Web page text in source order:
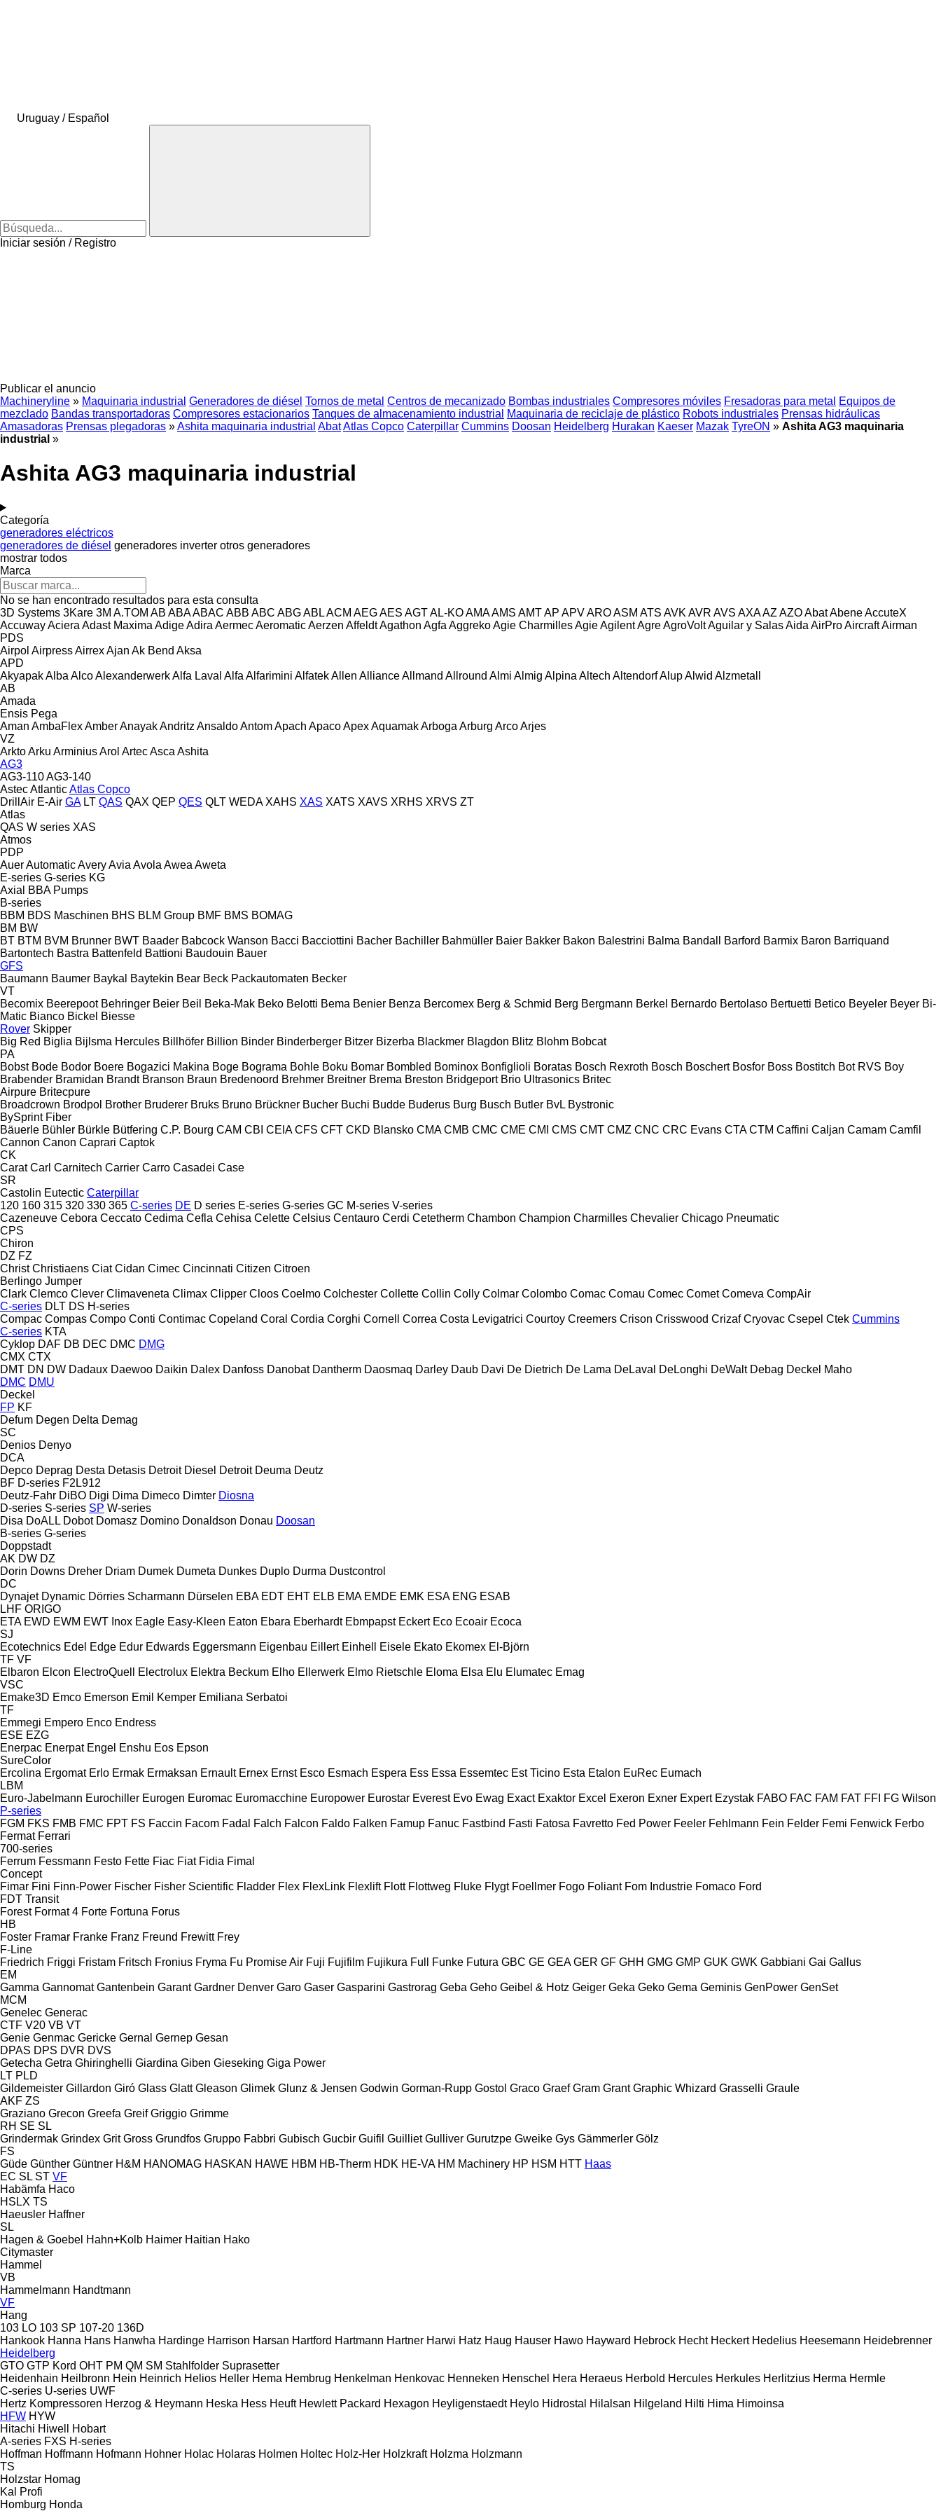
Uruguay / Español
Iniciar sesión / Registro
Publicar el anuncio
Machineryline » Maquinaria industrial Generadores de diésel Tornos de metal Centros de mecanizado Bombas industriales Compresores móviles Fresadoras para metal
Equipos de
mezclado Bandas transportadoras Compresores estacionarios Tanques de almacenamiento industrial Maquinaria de reciclaje de plástico Robots industriales Prensas hidráulicas
Amasadoras Prensas plegadoras »Ashita maquinaria industrial AbatAtlas Copco Caterpillar Cummins Doosan Heidelberg Hurakan Kaeser Mazak TyreON » Ashita AG3 maquinaria
industrial »
Ashita AG3 maquinaria industrial
Categoría
generadores eléctricos
generadores de diésel generadores inverter otros generadores
mostrar todos
Marca
No se han encontrado resultados para esta consulta
3D Systems 3Kare 3M A.TOM AB ABAABAC ABB ABC ABGABLACM AEGAES AGTAL-KOAMAAMS AMTAP APVAROASM ATS AVK AVR AVS AXAAZ AZOAbatAbeneAccuteX
AccuwayAciera Adast Maxima AdigeAdira AermecAeromaticAerzen AffeldtAgathon Agfa AggrekoAgie CharmillesAgieAgilentAgreAgroVoltAguilar y SalasAida AirProAircraftAirman
PDS
Airpol AirpressAirrexAjan Ak Bend Aksa
APD
AkyapakAlba AlcoAlexanderwerkAlfa Laval Alfa Alfarimini AlfatekAllen AllianceAllmand Allround Almi Almig Alpina Altech AltendorfAlupAlwid Alzmetall
AB
Amada
Ensis Pega
Aman AmbaFlexAmberAnayakAndritz AnsaldoAntomApach ApacoApexAquamakArboga Arburg ArcoArjes
VZ
ArktoArku ArminiusArol ArtecAsca Ashita
AG3
AG3-110AG3-140
AstecAtlanticAtlas Copco
DrillAir E-Air GA LT QAS QAX QEP QES QLT WEDA XAHS XAS XATS XAVS XRHS XRVS ZT
Atlas
QAS W series XAS
Atmos
PDP
AuerAutomaticAveryAvia Avola Awea Aweta
E-series G-series KG
Axial
BBA Pumps
B-series
BBM BDS Maschinen BHS BLM Group BMF BMS BOMAG
BM BW
BT BTM BVM Brunner BWT Baader Babcock Wanson Bacci Bacciottini Bacher Bachiller Bahmüller Baier Bakker Bakon Balestrini Balma Bandall Barford Barmix Baron Barriquand
Bartontech Bastra Battenfeld Battioni Baudouin Bauer
GFS
Baumann Baumer Baykal Baytekin Bear Beck Packautomaten Becker
VT
Becomix Beerepoot Behringer Beier Beil Beka-Mak Beko Belotti Bema Benier Benza Bercomex Berg & Schmid Berg Bergmann Berkel Bernardo Bertolaso Bertuetti Betico Beyeler Beyer Bi-
Matic Bianco Bickel Biesse
Rover Skipper
Big Red Biglia Bijlsma Hercules Billhöfer Billion Binder Binderberger Bitzer Bizerba Blackmer Blagdon Blitz Blohm Bobcat
PA
Bobst Bode Bodor Boere Bogazici Makina Boge Bograma Bohle Boku Bomar Bombled Bominox Bonfiglioli Boratas Bosch Rexroth Bosch Boschert Bosfor Boss Bostitch Bot RVS Boy
Brabender Bramidan Brandt Branson Braun Bredenoord Brehmer Breitner Brema Breston Bridgeport Brio Ultrasonics Britec
Airpure Britecpure
Broadcrown Brodpol Brother Bruderer Bruks Bruno Brückner Bucher Buchi Budde Buderus Burg Busch Butler BvL Bystronic
BySprint Fiber
Bäuerle Bühler Bürkle Bütfering C.P. Bourg CAM CBI CEIA CFS CFT CKD Blansko CMA CMB CMC CME CMI CMS CMT CMZ CNC CRC Evans CTA CTM Caffini Caljan Camam Camfil
Cannon Canon Caprari Captok
CK
Carat Carl Carnitech Carrier Carro Casadei Case
SR
Castolin Eutectic Caterpillar
120 160 315 320 330 365 C-series DE D series E-series G-series GC M-series V-series
Cazeneuve Cebora Ceccato Cedima Cefla Cehisa Celette Celsius Centauro Cerdi Cetetherm Chambon Champion Charmilles Chevalier Chicago Pneumatic
CPS
Chiron
DZ FZ
Christ Christiaens Ciat Cidan Cimec Cincinnati Citizen Citroen
Berlingo Jumper
Clark Clemco Clever Climaveneta Climax Clipper Cloos Coelmo Colchester Collette Collin Colly Colmar Colombo Comac Comau Comec Comet Comeva CompAir
C-series DLT DS H-series
Compac Compas Compo Conti Contimac Copeland Coral Cordia Corghi Cornell Correa Costa Levigatrici Courtoy Creemers Crison Crisswood Crizaf Cryovac Csepel Ctek Cummins
C-series KTA
Cyklop DAF DB DEC DMC DMG
CMX CTX
DMT DN DW Dadaux Daewoo Daikin Dalex Danfoss Danobat Dantherm Daosmaq Darley Daub Davi De Dietrich De Lama DeLaval DeLonghi DeWalt Debag Deckel Maho
DMC DMU
Deckel
FP KF
Defum Degen Delta Demag
SC
Denios Denyo
DCA
Depco Deprag Desta Detasis Detroit Diesel Detroit Deuma Deutz
BF D-series F2L912
Deutz-Fahr DiBO Digi Dima Dimeco Dimter Diosna
D-series S-series SP W-series
Disa DoALL Dobot Domasz Domino Donaldson Donau Doosan
B-series G-series
Doppstadt
AK DW DZ
Dorin Downs Dreher Driam Dumek Dumeta Dunkes Duplo Durma Dustcontrol
DC
Dynajet Dynamic Dörries Scharmann Dürselen EBA EDT EHT ELB EMA EMDE EMK ESA ENG ESAB
LHF ORIGO
ETA EWD EWM EWT Inox Eagle Easy-Kleen Eaton Ebara Eberhardt Ebmpapst Eckert Eco Ecoair Ecoca
SJ
Ecotechnics Edel Edge Edur Edwards Eggersmann Eigenbau Eillert Einhell Eisele Ekato Ekomex El-Björn
TF VF
Elbaron Elcon ElectroQuell Electrolux Elektra Beckum Elho Ellerwerk Elmo Rietschle Eloma Elsa Elu Elumatec Emag
VSC
Emake3D Emco Emerson Emil Kemper Emiliana Serbatoi
TF
Emmegi Empero Enco Endress
ESE EZG
Enerpac Enerpat Engel Enshu Eos Epson
SureColor
Ercolina Ergomat Erlo Ermak Ermaksan Ernault Ernex Ernst Esco Esmach Espera Ess Essa Essemtec Est Ticino Esta Etalon EuRec Eumach
LBM
Euro-Jabelmann Eurochiller Eurogen Euromac Euromacchine Europower Eurostar Everest Evo Ewag Exact Exaktor Excel Exeron Exner Expert Ezystak FABO FAC FAM FAT FFI FG Wilson
P-series
FGM FKS FMB FMC FPT FS Faccin Facom Fadal Falch Falcon Faldo Falken Famup Fanuc Fastbind Fasti Fatosa Favretto Fed Power Feeler Fehlmann Fein Felder Femi Fenwick Ferbo
Fermat Ferrari
700-series
Ferrum Fessmann Festo Fette Fiac Fiat Fidia Fimal
Concept
Fimar Fini Finn-Power Fischer Fisher Scientific Fladder Flex FlexLink Flexlift Flott Flottweg Fluke Flygt Foellmer Fogo Foliant Fom Industrie Fomaco Ford
FDT Transit
Forest Format 4 Forte Fortuna Forus
HB
Foster Framar Franke Franz Freund Frewitt Frey
F-Line
Friedrich Friggi Fristam Fritsch Fronius Fryma Fu Promise Air Fuji Fujifilm Fujikura Full Funke Futura GBC GE GEA GER GF GHH GMG GMP GUK GWK Gabbiani Gai Gallus
EM
Gamma Gannomat Gantenbein Garant Gardner Denver Garo Gaser Gasparini Gastrorag Geba Geho Geibel & Hotz Geiger Geka Geko Gema Geminis GenPower GenSet
MCM
Genelec Generac
CTF V20 VB VT
Genie Genmac Gericke Gernal Gernep Gesan
DPAS DPS DVR DVS
Getecha Getra Ghiringhelli Giardina Giben Gieseking Giga Power
LT PLD
Gildemeister Gillardon Giró Glass Glatt Gleason Glimek Glunz & Jensen Godwin Gorman-Rupp Gostol Graco Graef Gram Grant Graphic Whizard Grasselli Graule
AKF ZS
Graziano Grecon Greefa Greif Griggio Grimme
RH SE SL
Grindermak Grindex Grit Gross Grundfos Gruppo Fabbri Gubisch Gucbir Guifil Guilliet Gulliver Gurutzpe Gweike Gys Gämmerler Gölz
FS
Güde Günther Güntner H&M HANOMAG HASKAN HAWE HBM HB‑Therm HDK HE-VA HM Machinery HP HSM HTT Haas
EC SL ST VF
Habämfa Haco
HSLX TS
Haeusler Haffner
SL
Hagen & Goebel Hahn+Kolb Haimer Haitian Hako
Citymaster
Hammel
VB
Hammelmann Handtmann
VF
Hang
103 LO 103 SP 107-20 136D
Hankook Hanna Hans Hanwha Hardinge Harrison Harsan Hartford Hartmann Hartner Harwi Hatz Haug Hauser Hawo Hayward Hebrock Hecht Heckert Hedelius Heesemann Heidebrenner
Heidelberg
GTO GTP Kord OHT PM QM SM Stahlfolder Suprasetter
Heidenhain Heilbronn Hein Heinrich Helios Heller Hema Hembrug Henkelman Henkovac Henneken Henschel Hera Heraeus Herbold Hercules Herkules Herlitzius Herma Hermle
C-series U-series UWF
Hertz Kompressoren Herzog & Heymann Heska Hess Heuft Hewlett Packard Hexagon Heyligenstaedt Heylo Hidrostal Hilalsan Hilgeland Hilti Hima Himoinsa
HFW HYW
Hitachi Hiwell
Hobart
A-series FXS H-series
Hoffman Hoffmann Hofmann Hohner Holac Holaras Holmen Holtec Holz-Her Holzkraft Holzma Holzmann
TS
Holzstar Homag
Kal
Profi
Homburg Honda